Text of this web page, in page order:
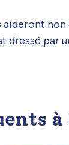
aideront
par
à